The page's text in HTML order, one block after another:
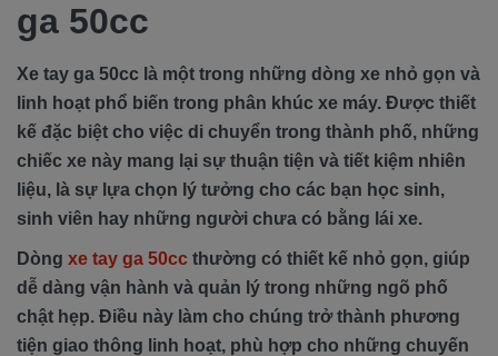
ga 50cc
Xe tay ga 50cc là một trong những dòng xe nhỏ gọn và
linh hoạt phổ biến trong phân khúc xe máy. Được thiết
kế đặc biệt cho việc di chuyển trong thành phố, những
chiếc xe này mang lại sự thuận tiện và tiết kiệm nhiên
liệu, là sự lựa chọn lý tưởng cho các bạn học sinh,
sinh viên hay những người chưa có bằng lái xe.
Dòng xe tay ga 50cc thường có thiết kế nhỏ gọn, giúp
dễ dàng vận hành và quản lý trong những ngõ phố
chật hẹp. Điều này làm cho chúng trở thành phương
tiện giao thông linh hoạt, phù hợp cho những chuyến